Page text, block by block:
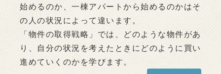
始めるのか、一棟アパートから始めるのかはそ
の人の状況によって違います。
「物件の取得戦略」では、どのような物件があ
り、自分の状況を考えたときにどのように買い
進めていくのかを学びます。